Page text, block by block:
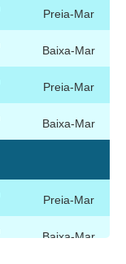
Preia-Mar
Baixa-Mar
Preia-Mar
Baixa-Mar
Preia-Mar
Baixa-Mar